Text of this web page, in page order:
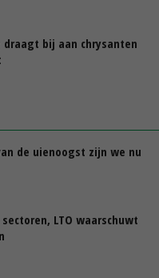
draagt bij aan chrysanten
de uienoogst zijn we nu
LTO waarschuwt